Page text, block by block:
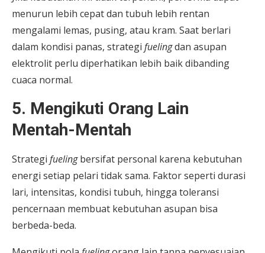
menurun lebih cepat dan tubuh lebih rentan
mengalami lemas, pusing, atau kram. Saat berlari
dalam kondisi panas, strategi fuelingdan asupan
elektrolit perlu diperhatikan lebih baik dibanding
cuaca normal.
5. Mengikuti Orang Lain
Mentah-Mentah
Strategi fuelingbersifat personal karena kebutuhan
energi setiap pelari tidak sama. Faktor seperti durasi
lari, intensitas, kondisi tubuh, hingga toleransi
pencernaan membuat kebutuhan asupan bisa
berbeda-beda.